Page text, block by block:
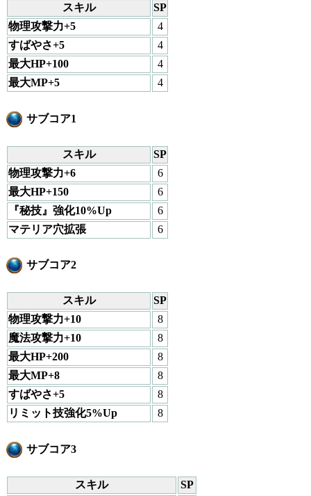
スキル
SP
物理攻撃力+5
4
すばやさ+5
4
最大HP+100
4
最大MP+5
4
サブコア1
スキル
SP
物理攻撃力+6
6
最大HP+150
6
『秘技』強化10%Up
6
マテリア穴拡張
6
サブコア2
スキル
SP
物理攻撃力+10
8
魔法攻撃力+10
8
最大HP+200
8
最大MP+8
8
すばやさ+5
8
リミット技強化5%Up
8
サブコア3
スキル
SP